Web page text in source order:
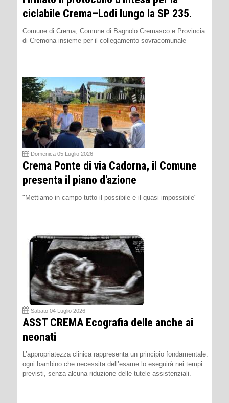
ciclabile Crema–Lodi lungo la SP 235.
Comune di Crema, Comune di Bagnolo Cremasco e Provincia
di Cremona insieme per il collegamento sovracomunale
Domenica 05 Luglio 2026
Crema Ponte di via Cadorna, il Comune
presenta il piano d'azione
"Mettiamo in campo tutto il possibile e il quasi impossibile"
Sabato 04 Luglio 2026
ASST CREMA Ecografia delle anche ai
neonati
L’appropriatezza clinica rappresenta un principio fondamentale:
ogni bambino che necessita dell’esame lo eseguirà nei tempi
previsti, senza alcuna riduzione delle tutele assistenziali.